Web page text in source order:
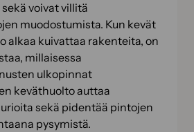
voivat villitä
muodostumista. Kun kevät
alkaa kuivattaa rakenteita, on
millaisessa
ulkopinnat
keväthuolto auttaa
sekä pidentää pintojen
pysymistä.